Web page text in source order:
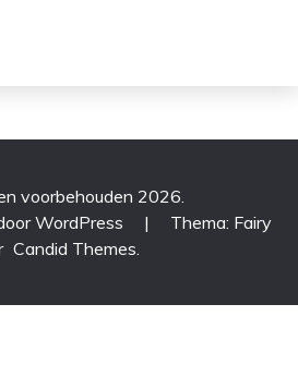
voorbehouden 2026.
WordPress
|
Thema: Fairy
Candid Themes.